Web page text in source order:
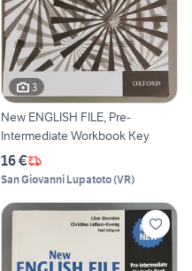
3
New ENGLISH FILE, Pre-
Intermediate Workbook Key
16 €
San Giovanni Lupatoto(VR)